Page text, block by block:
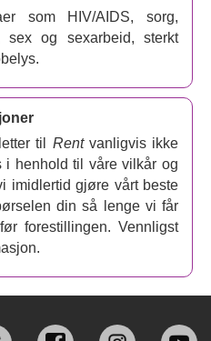
Drama Desk-priser og en
gikkRentpå Broadway
i 1998. Denne nye
WhatsOnStage- og Olivier-
, som tidligere iscenesatte
Hope Mill Theatre i 2020 og
bak denne
Gaten Matarazzo (Stranger
en sliter filmskaper som
i musikalen. Med en
du vil forelske deg
kraftfull utforskning av liv,
med et transformerende
som HIV/AIDS, sorg,
sex og sexarbeid, sterkt
til Rentvanligvis ikke
i henhold til våre vilkår og
imidlertid gjøre vårt beste
din så lenge vi får
forestillingen. Vennligst